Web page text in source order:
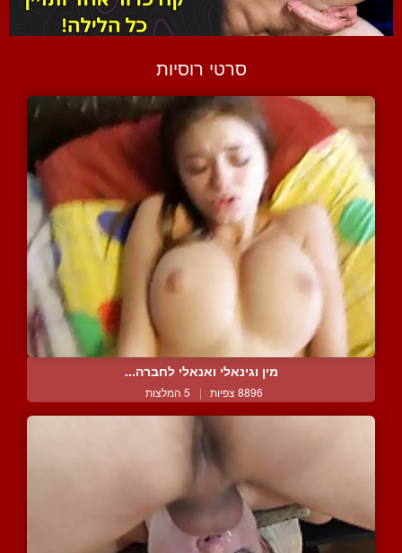
סרטי רוסיות
מין וגינאלי ואנאלי לחברה...
8896 צפיות | 5 המלצות